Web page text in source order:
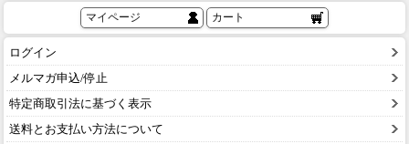
マイページ カート
ログイン
メルマガ申込/停止
特定商取引法に基づく表示
送料とお支払い方法について